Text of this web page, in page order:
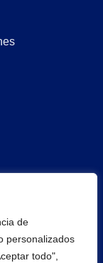
de
personalizados
todo",